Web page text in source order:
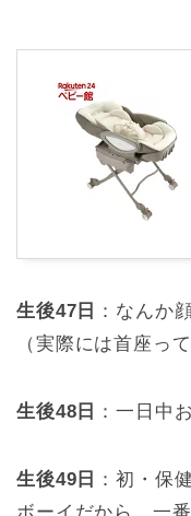
生後47日
：なんか
（実際には首座っ
生後48日 ：一日中
生後49日
：初・保